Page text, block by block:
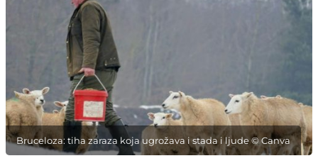
Bruceloza: tiha zaraza koja ugrožava i stada i ljude © Canva